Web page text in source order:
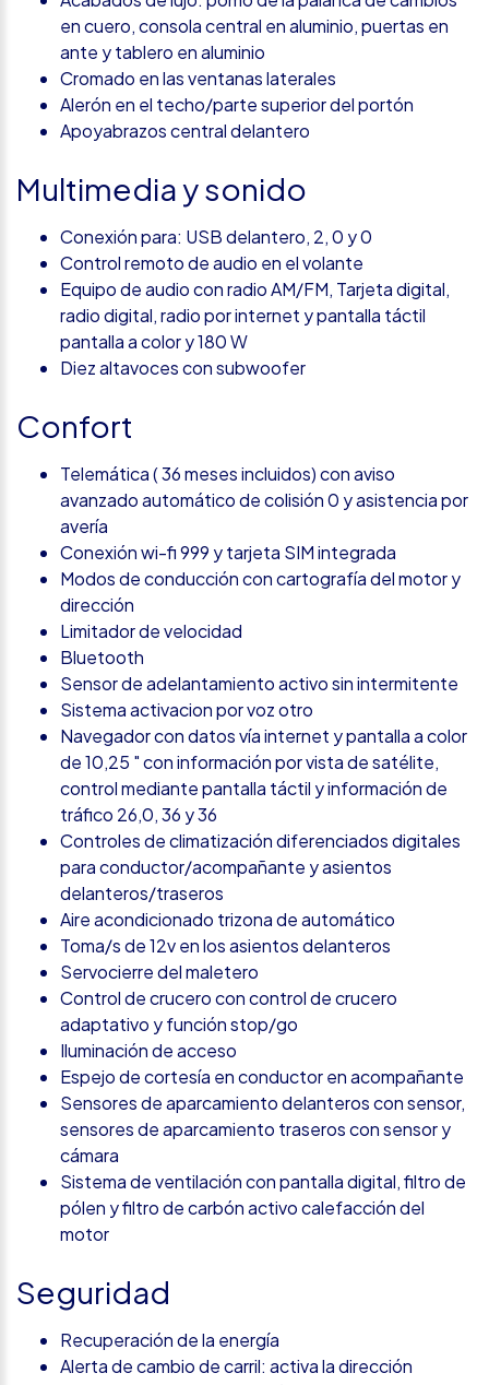
en cuero, consola central en aluminio, puertas en
ante y tablero en aluminio
Cromado en las ventanas laterales
Alerón en el techo/parte superior del portón
Apoyabrazos central delantero
Multimedia y sonido
Conexión para: USB delantero, 2, 0 y 0
Control remoto de audio en el volante
Equipo de audio con radio AM/FM, Tarjeta digital,
radio digital, radio por internet y pantalla táctil
pantalla a color y 180 W
Diez altavoces con subwoofer
Confort
Telemática ( 36 meses incluidos) con aviso
avanzado automático de colisión 0 y asistencia por
avería
Conexión wi-fi 999 y tarjeta SIM integrada
Modos de conducción con cartografía del motor y
dirección
Limitador de velocidad
Bluetooth
Sensor de adelantamiento activo sin intermitente
Sistema activacion por voz otro
Navegador con datos vía internet y pantalla a color
de 10,25 " con información por vista de satélite,
control mediante pantalla táctil y información de
tráfico 26,0, 36 y 36
Controles de climatización diferenciados digitales
para conductor/acompañante y asientos
delanteros/traseros
Aire acondicionado trizona de automático
Toma/s de 12v en los asientos delanteros
Servocierre del maletero
Control de crucero con control de crucero
adaptativo y función stop/go
Iluminación de acceso
Espejo de cortesía en conductor en acompañante
Sensores de aparcamiento delanteros con sensor,
sensores de aparcamiento traseros con sensor y
cámara
Sistema de ventilación con pantalla digital, filtro de
pólen y filtro de carbón activo calefacción del
motor
Seguridad
Recuperación de la energía
Alerta de cambio de carril: activa la dirección